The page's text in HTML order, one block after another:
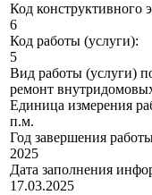
Код конструктивного
6
Код работы (услуги):
5
Вид работы (услуги)
ремонт
Единица измерения
п.м.
Год завершения
2025
Дата заполнения
17.03.2025